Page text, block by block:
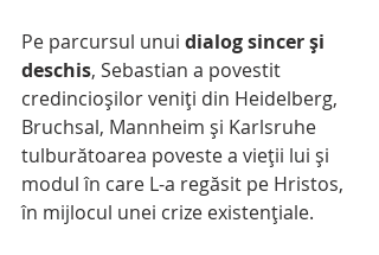
Pe parcursul unui dialog sincer și
deschis, Sebastian a povestit
credincioșilor veniți din Heidelberg,
Bruchsal, Mannheim și Karlsruhe
tulburătoarea poveste a vieții lui și
modul în care L-a regăsit pe Hristos,
în mijlocul unei crize existențiale.